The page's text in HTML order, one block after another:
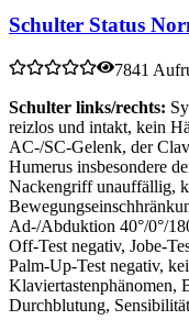
Schulter Status
7841
Schulter links/rechts:
reizlos und intakt, kein
AC-/SC-Gelenk, der
Humerus insbesondere
Nackengriff unauffällig,
Ad-/Abduktion 40°/0°/
Off-Test negativ, Jobe-
Palm-Up-Test negativ,
Klaviertastenphänomen,
Durchblutung,